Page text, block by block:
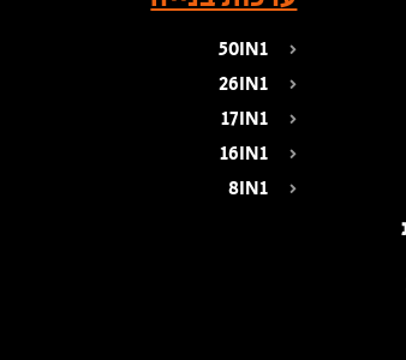
50IN1
26IN1
17IN1
16IN1
8IN1